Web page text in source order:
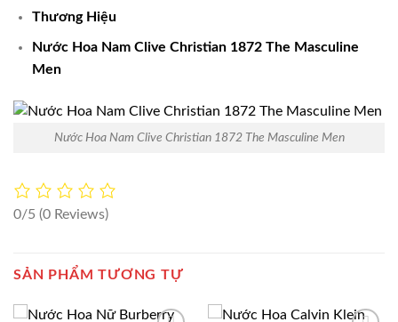
Thương Hiệu
Nước Hoa Nam Clive Christian 1872 The Masculine
Men
Nước Hoa Nam Clive Christian 1872 The Masculine Men
0/5 (0 Reviews)
SẢN PHẨM TƯƠNG TỰ